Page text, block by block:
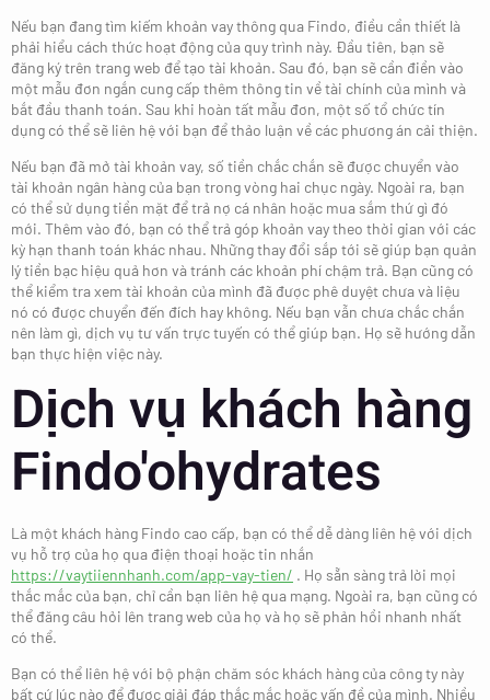
Nếu bạn đang tìm kiếm khoản vay thông qua Findo, điều cần thiết là
phải hiểu cách thức hoạt động của quy trình này. Đầu tiên, bạn sẽ
đăng ký trên trang web để tạo tài khoản. Sau đó, bạn sẽ cần điền vào
một mẫu đơn ngắn cung cấp thêm thông tin về tài chính của mình và
bắt đầu thanh toán. Sau khi hoàn tất mẫu đơn, một số tổ chức tín
dụng có thể sẽ liên hệ với bạn để thảo luận về các phương án cải thiện.
Nếu bạn đã mở tài khoản vay, số tiền chắc chắn sẽ được chuyển vào
tài khoản ngân hàng của bạn trong vòng hai chục ngày. Ngoài ra, bạn
có thể sử dụng tiền mặt để trả nợ cá nhân hoặc mua sắm thứ gì đó
mới. Thêm vào đó, bạn có thể trả góp khoản vay theo thời gian với các
kỳ hạn thanh toán khác nhau. Những thay đổi sắp tới sẽ giúp bạn quản
lý tiền bạc hiệu quả hơn và tránh các khoản phí chậm trả. Bạn cũng có
thể kiểm tra xem tài khoản của mình đã được phê duyệt chưa và liệu
nó có được chuyển đến đích hay không. Nếu bạn vẫn chưa chắc chắn
nên làm gì, dịch vụ tư vấn trực tuyến có thể giúp bạn. Họ sẽ hướng dẫn
bạn thực hiện việc này.
Dịch vụ khách hàng
Findo'ohydrates
Là một khách hàng Findo cao cấp, bạn có thể dễ dàng liên hệ với dịch
vụ hỗ trợ của họ qua điện thoại hoặc tin nhắn
https://vaytiiennhanh.com/app-vay-tien/ . Họ sẵn sàng trả lời mọi
thắc mắc của bạn, chỉ cần bạn liên hệ qua mạng. Ngoài ra, bạn cũng có
thể đăng câu hỏi lên trang web của họ và họ sẽ phản hồi nhanh nhất
có thể.
Bạn có thể liên hệ với bộ phận chăm sóc khách hàng của công ty này
bất cứ lúc nào để được giải đáp thắc mắc hoặc vấn đề của mình. Nhiều